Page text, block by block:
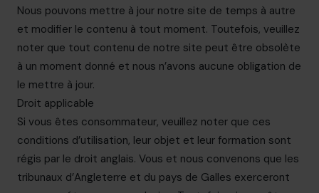
Nous pouvons mettre à jour notre site de temps à autre
et modifier le contenu à tout moment. Toutefois, veuillez
noter que tout contenu de notre site peut être obsolète
à un moment donné et nous n’avons aucune obligation de
le mettre à jour.
Droit applicable
Si vous êtes consommateur, veuillez noter que ces
conditions d’utilisation, leur objet et leur formation sont
régis par le droit anglais. Vous et nous convenons que les
tribunaux d’Angleterre et du pays de Galles exerceront